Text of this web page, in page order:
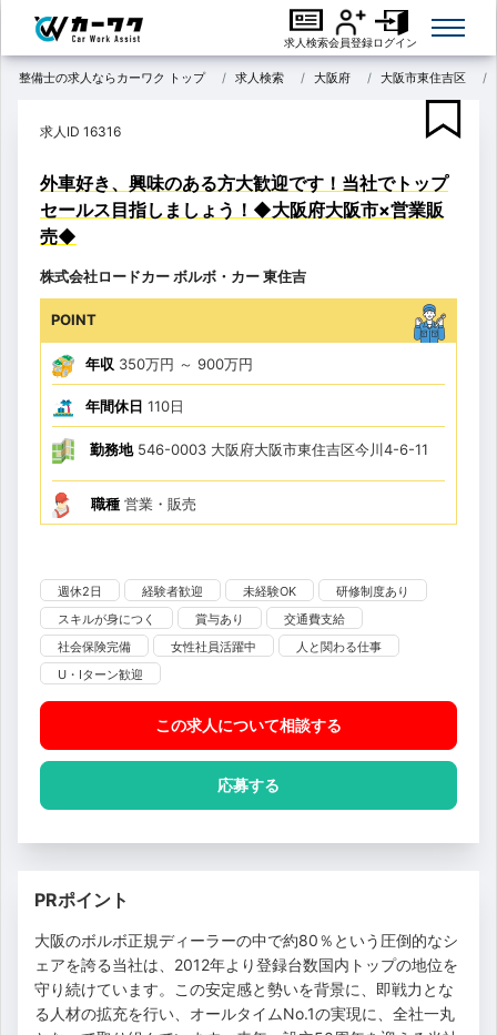
求人検索会員登録ログイン
整備士の求人ならカーワク トップ 求人検索 大阪府 大阪市東住吉区
求人ID 16316
外車好き、興味のある方大歓迎です！当社でトップ
セールス目指しましょう！◆大阪府大阪市×営業販
売◆
株式会社ロードカー ボルボ・カー 東住吉
POINT
年収 350万円 ～ 900万円
年間休日 110日
勤務地546-0003 大阪府大阪市東住吉区今川4-6-11
職種 営業・販売
週休2日 経験者歓迎 未経験OK
研修制度あり
スキルが身につく
賞与あり
交通費支給
社会保険完備
女性社員活躍中
人と関わる仕事
U・Iターン歓迎
この求人について相談する
応募する
PRポイント
大阪のボルボ正規ディーラーの中で約80％という圧倒的なシ
ェアを誇る当社は、2012年より登録台数国内トップの地位を
守り続けています。この安定感と勢いを背景に、即戦力とな
る人材の拡充を行い、オールタイムNo.1の実現に、全社一丸